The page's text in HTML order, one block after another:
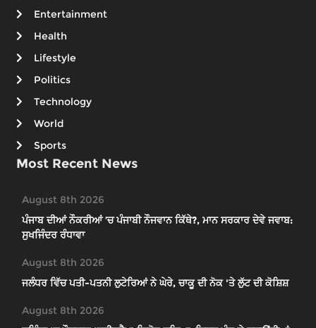
Entertainment
Health
Lifestyle
Politics
Technology
World
Sports
Most Recent News
August 8th 2026
ਪੰਜਾਬ ਦੀਆਂ ਨੌਕਰੀਆਂ ’ਚ ਪੰਜਾਬੀ ਨੌਜਵਾਨ ਕਿੱਥੇ?, ਮਾਨ ਸਰਕਾਰ ਦੇਵੇ ਜਵਾਬ:
ਸੁਖਜਿੰਦਰ ਰੰਧਾਵਾ
August 8th 2026
ਜਲੰਧਰ ਵਿੱਚ ਪਤੀ-ਪਤਨੀ ਲੁਟੇਰਿਆਂ ਨੇ ਘੇਰੇ, ਚਾਕੂ ਦੀ ਨੋਕ 'ਤੇ ਲੁੱਟ ਦੀ ਕੋਸ਼ਿਸ਼
August 8th 2026